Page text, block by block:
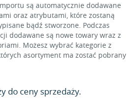
są automatycznie dodawane
oraz atrybutami, które zostaną
bądź stworzone. Podczas
dodawane są nowe towary wraz z
Możesz wybrać kategorie z
asortyment ma zostać pobrany
do ceny sprzedaży.